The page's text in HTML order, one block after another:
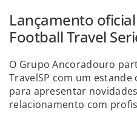
Lançamento
Football Travel
O Grupo Ancoradouro
TravelSP com um
para apresentar
relacionamento com